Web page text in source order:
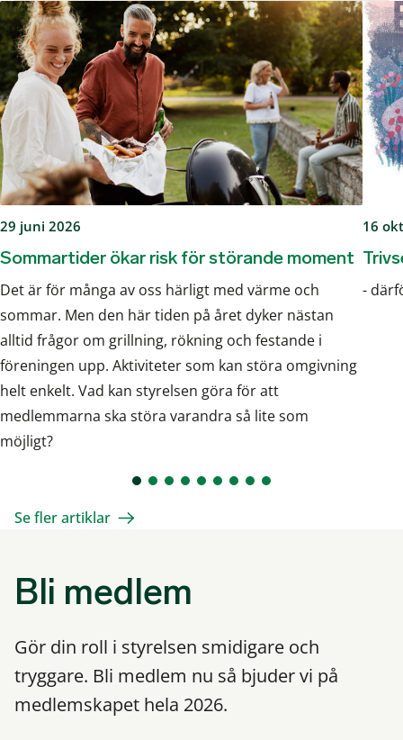
29 juni 2026
Sommartider ökar risk för störande moment
Det är för många av oss härligt med värme och
sommar. Men den här tiden på året dyker nästan
alltid frågor om grillning, rökning och festande i
föreningen upp. Aktiviteter som kan störa omgivning
helt enkelt. Vad kan styrelsen göra för att
medlemmarna ska störa varandra så lite som
möjligt?
16
-
Se fler artiklar
Bli medlem
Gör din roll i styrelsen smidigare och
tryggare. Bli medlem nu så bjuder vi på
medlemskapet hela 2026.